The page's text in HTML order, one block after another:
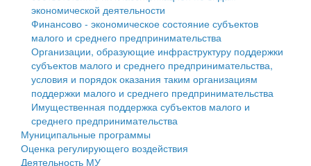
Противодействие коррупции
Контрольно-счетная палата
Персональные данные
Оценка регулирующего воздействия
Деятельность МУ
Нормативы градостроительного проектирования
Правила землепользования и застройки
экономической деятельности
Финансово - экономическое состояние субъектов
малого и среднего предпринимательства
Организации, образующие инфраструктуру поддержки
субъектов малого и среднего предпринимательства,
условия и порядок оказания таким организациям
поддержки малого и среднего предпринимательства
Имущественная поддержка субъектов малого и
среднего предпринимательства
Муниципальные программы
Оценка регулирующего воздействия
Деятельность МУ